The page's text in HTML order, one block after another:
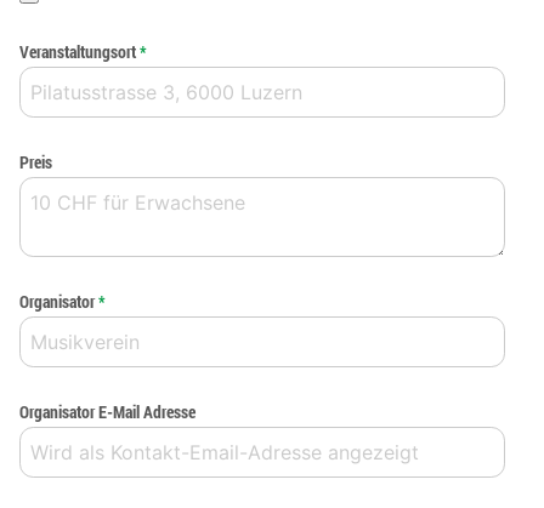
Veranstaltungsort*
Preis
Organisator*
Organisator E-Mail Adresse